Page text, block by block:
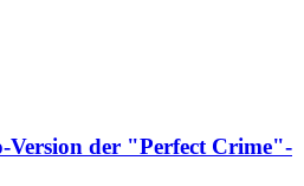
Version der "Perfect Crime"-